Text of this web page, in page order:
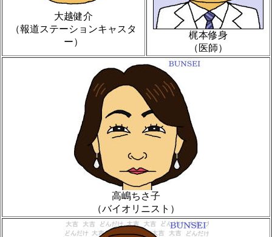
大越健介
（報道ステーションキャスタ
ー）
梶本修身
（医師）
高嶋ちさ子
（バイオリニスト）